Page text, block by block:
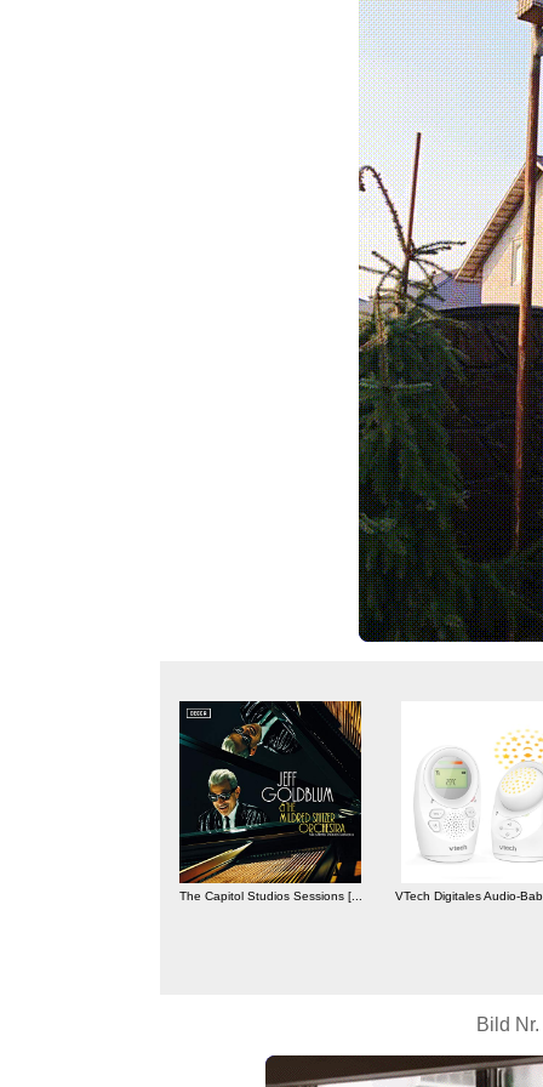
The Capitol Studios Sessions [... VTech Digitales Audio-
Bild